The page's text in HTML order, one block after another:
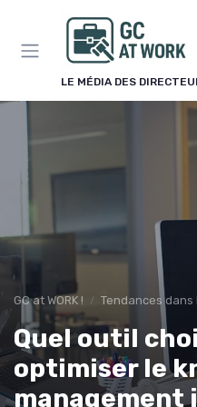
LE MÉDIA DES
GC at WORK ! Tendances dans
Quel outil
optimiser le
management